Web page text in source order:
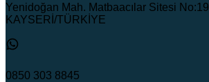
Yenidoğan Mah. Matbaacılar Sitesi No:19
KAYSERİ/TÜRKİYE
0850 303 8845